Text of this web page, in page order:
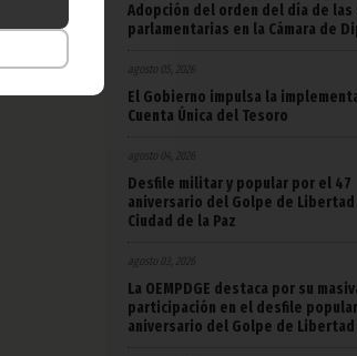
Adopción del orden del día de las
parlamentarias en la Cámara de
agosto 05, 2026
El Gobierno impulsa la
Cuenta Única del Tesoro
agosto 04, 2026
Desfile militar y popular por el 47
aniversario del Golpe de Libertad
Ciudad de la Paz
agosto 03, 2026
La OEMPDGE destaca por su
participación en el desfile
aniversario del Golpe de Libertad